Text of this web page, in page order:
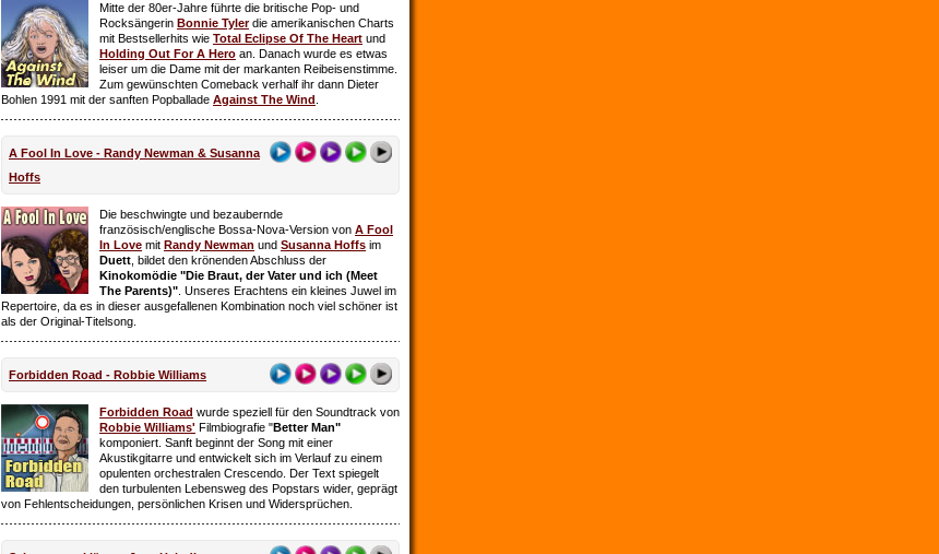
Mitte der 80er-Jahre führte die britische Pop- und
Rocksängerin Bonnie Tylerdie amerikanischen Charts
mit Bestsellerhits wie Total Eclipse Of The Heart und
Holding Out For A Hero an. Danach wurde es etwas
leiser um die Dame mit der markanten Reibeisenstimme.
Zum gewünschten Comeback verhalf ihr dann Dieter
Bohlen 1991 mit der sanften Popballade Against The Wind
A Fool In Love - Randy Newman & Susanna
Hoffs
Die beschwingte und bezaubernde
französisch/englische Bossa-Nova-Version von A Fool
In Love mit Randy Newman und Susanna Hoffs im
Duett , bildet den krönenden Abschluss der
Kinokomödie "Die Braut, der Vater und ich (Meet
The Parents)" . Unseres Erachtens ein kleines Juwel im
Repertoire, da es in dieser ausgefallenen Kombination noch viel schöner ist
als der Original-Titelsong.
Forbidden Road - Robbie Williams
Forbidden Road wurde speziell für den Soundtrack von
Robbie Williams' Filmbiografie "Better Man"
komponiert. Sanft beginnt der Song mit einer
Akustikgitarre und entwickelt sich im Verlauf zu einem
opulenten orchestralen Crescendo. Der Text spiegelt
den turbulenten Lebensweg des Popstars wider, geprägt
von Fehlentscheidungen, persönlichen Krisen und Widersprüchen.